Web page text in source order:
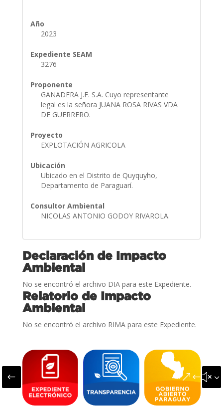
Año
2023
Expediente SEAM
3276
Proponente
GANADERA J.F. S.A. Cuyo representante
legal es la señora JUANA ROSA RIVAS VDA
DE GUERRERO.
Proyecto
EXPLOTACIÓN AGRICOLA
Ubicación
Ubicado en el Distrito de Quyquyho,
Departamento de Paraguarí.
Consultor Ambiental
NICOLAS ANTONIO GODOY RIVAROLA.
Declaración de Impacto
Ambiental
No se encontró el archivo DIA para este Expediente.
Relatorio de Impacto
Ambiental
No se encontró el archivo RIMA para este Expediente.
#